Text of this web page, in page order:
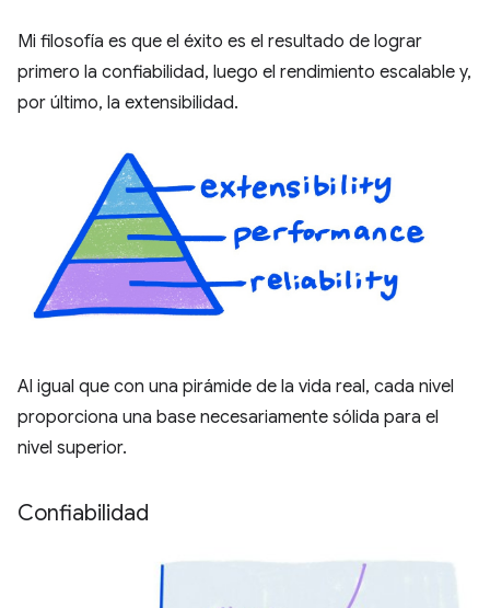
Mi filosofía es que el éxito es el resultado de lograr
primero la confiabilidad, luego el rendimiento escalable y,
por último, la extensibilidad.
Al igual que con una pirámide de la vida real, cada nivel
proporciona una base necesariamente sólida para el
nivel superior.
Confiabilidad